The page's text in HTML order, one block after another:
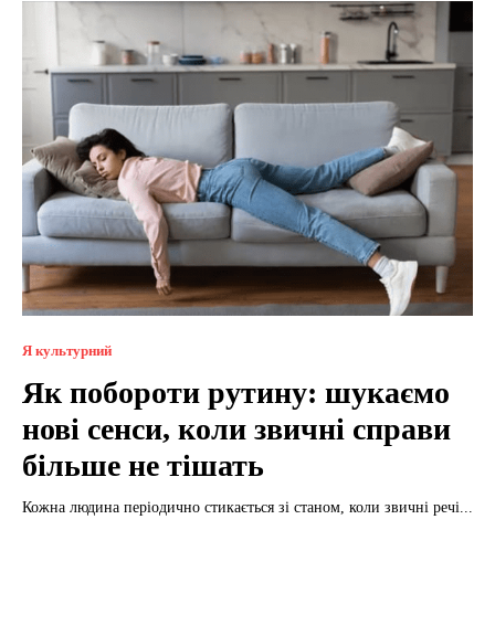
Я культурний
Як побороти рутину: шукаємо
нові сенси, коли звичні справи
більше не тішать
Кожна людина періодично стикається зі станом, коли звичні речі...